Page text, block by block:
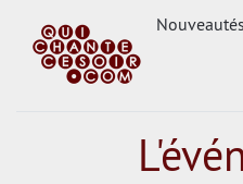
Nouveautés